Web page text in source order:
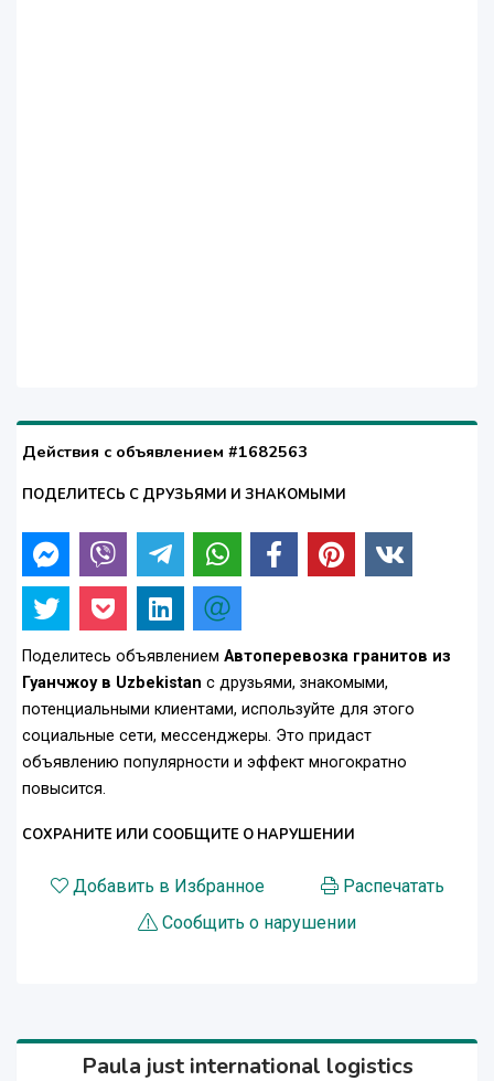
Действия с объявлением #1682563
ПОДЕЛИТЕСЬ С ДРУЗЬЯМИ И ЗНАКОМЫМИ
Поделитесь объявлением Автоперевозка гранитов из
Гуанчжоу в Uzbekistan с друзьями, знакомыми,
потенциальными клиентами, используйте для этого
социальные сети, мессенджеры. Это придаст
объявлению популярности и эффект многократно
повысится.
СОХРАНИТЕ ИЛИ СООБЩИТЕ О НАРУШЕНИИ
Добавить в Избранное
Распечатать
Сообщить о нарушении
Paula just international logistics